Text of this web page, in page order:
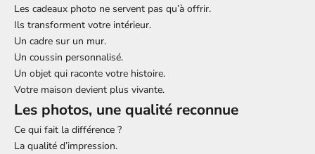
Les cadeaux photo ne servent pas qu’à offrir.
Ils transforment votre intérieur.
Un cadre sur un mur.
Un coussin personnalisé.
Un objet qui raconte votre histoire.
Votre maison devient plus vivante.
Les photos, une qualité reconnue
Ce qui fait la différence ?
La qualité d’impression.